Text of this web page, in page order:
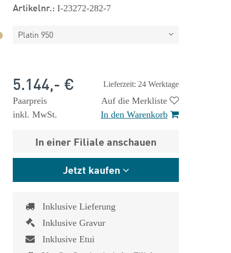
Artikelnr.: I-23272-282-7
Platin 950
Lieferzeit: 24 Werktage
5.144,- €
Paarpreis
inkl. MwSt.
Auf die Merkliste
In den Warenkorb
In einer Filiale anschauen
Jetzt kaufen
Inklusive Lieferung
Inklusive Gravur
Inklusive Etui